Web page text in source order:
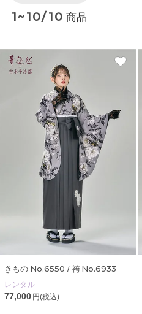
1~10/10 商品
きもの No.6550 / 袴 No.6933
レンタル
77,000 円(税込)